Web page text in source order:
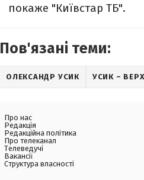
покаже "Київстар ТБ".
Пов'язані теми:
ОЛЕКСАНДР УСИК УСИК –
Про нас
Редакція
Редакційна політика
Про телеканал
Телеведучі
Вакансії
Структура власності